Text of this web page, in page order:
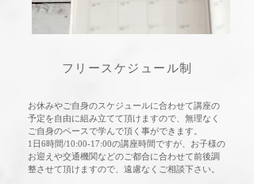
​フリースケジュール制​
お休みやご自身のスケジュールに合わせて講座の
予定を自由に組み立てて頂けますので、無理なく
ご自身のペースで学んで頂く事ができます。
1日6時間/10:00-17:00の講座時間ですが、お子様の
お迎えや交通機関などのご都合に合わせて前後調
整させて頂けますので、遠慮なくご相談下さい。